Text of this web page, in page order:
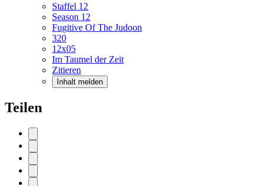
Staffel 12
Season 12
Fugitive Of The Judoon
320
12x05
Im Taumel der Zeit
Zitieren
Inhalt melden
Teilen